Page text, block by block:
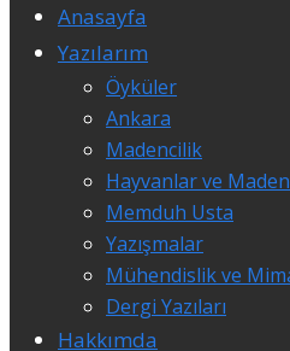
Anasayfa
Yazılarım
Öyküler
Ankara
Madencilik
Hayvanlar ve
Memduh Usta
Yazışmalar
Mühendislik ve
Dergi Yazıları
Hakkımda